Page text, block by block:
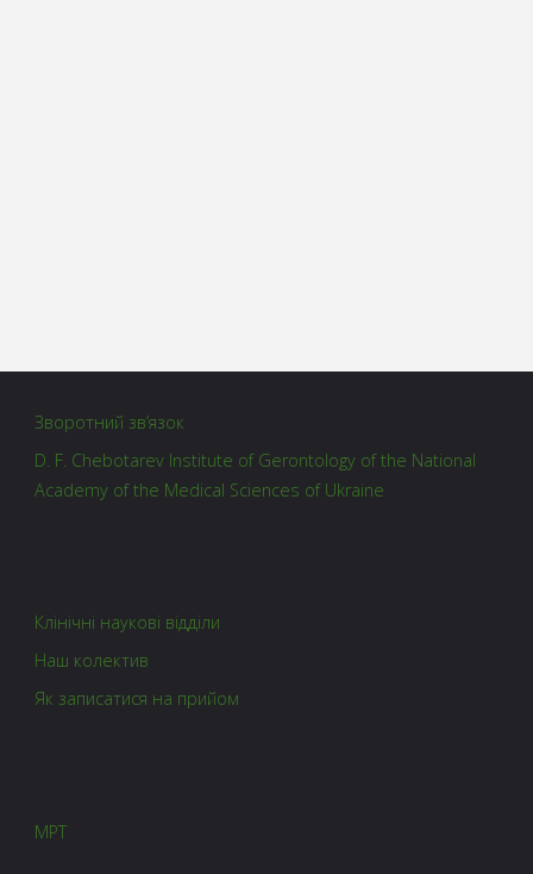
Зворотний зв’язок
D. F. Chebotarev Institute of Gerontology of the National
Academy of the Medical Sciences of Ukraine
Клінічні наукові відділи
Наш колектив
Як записатися на прийом
МРТ